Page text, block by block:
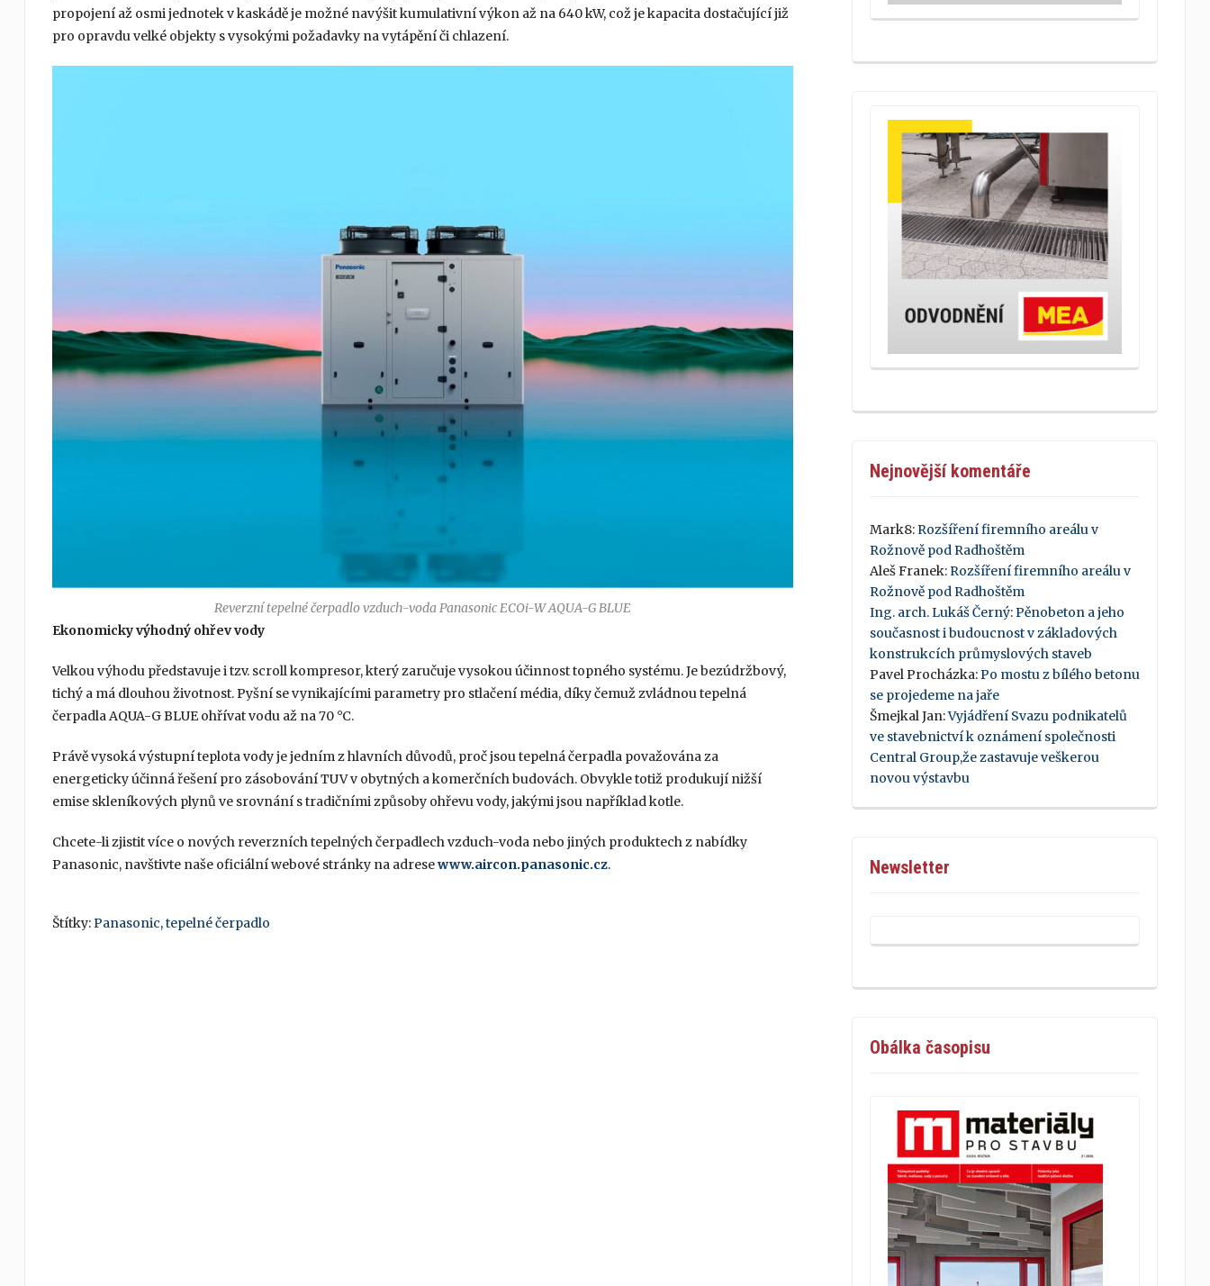
propojení až osmi jednotek v kaskádě je možné navýšit kumulativní výkon až na 640 kW, což je kapacita dostačující již
pro opravdu velké objekty s vysokými požadavky na vytápění či chlazení.
Reverzní tepelné čerpadlo vzduch-voda Panasonic ECOi-W AQUA-G BLUE
Ekonomicky výhodný ohřev vody
Velkou výhodu představuje i tzv. scroll kompresor, který zaručuje vysokou účinnost topného systému. Je bezúdržbový,
tichý a má dlouhou životnost. Pyšní se vynikajícími parametry pro stlačení média, díky čemuž zvládnou tepelná
čerpadla AQUA-G BLUE ohřívat vodu až na 70 °C.
Právě vysoká výstupní teplota vody je jedním z hlavních důvodů, proč jsou tepelná čerpadla považována za
energeticky účinná řešení pro zásobování TUV v obytných a komerčních budovách. Obvykle totiž produkují nižší
emise skleníkových plynů ve srovnání s tradičními způsoby ohřevu vody, jakými jsou například kotle.
Chcete-li zjistit více o nových reverzních tepelných čerpadlech vzduch-voda nebo jiných produktech z nabídky
Panasonic, navštivte naše oficiální webové stránky na adresewww.aircon.panasonic.cz.
Štítky:Panasonic,tepelné čerpadlo
Nejnovější komentáře
Mark8:Rozšíření firemního areálu v
Rožnově pod Radhoštěm
Aleš Franek:Rozšíření firemního areálu v
Rožnově pod Radhoštěm
Ing. arch. Lukáš Černý:Pěnobeton a jeho
současnost i budoucnost v základových
konstrukcích průmyslových staveb
Pavel Procházka:Po mostu z bílého betonu
se projedeme na jaře
Šmejkal Jan:Vyjádření Svazu podnikatelů
ve stavebnictví k oznámení společnosti
Central Group,že zastavuje veškerou
novou výstavbu
Newsletter
Obálka časopisu